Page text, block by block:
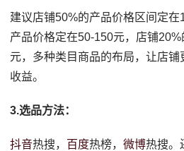
建议店铺50%的产品价格区间定
产品价格定在50-150元，店铺
元，多种类目商品的布局，让店
收益。
3.选品方法：
抖音热搜， 百度热榜，微博热搜。